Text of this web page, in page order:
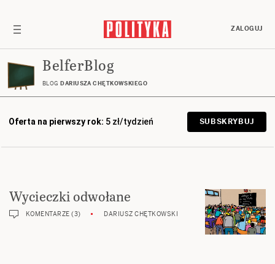
ZALOGUJ
BelferBlog
BLOG DARIUSZA CHĘTKOWSKIEGO
Oferta na pierwszy rok: 5 zł/tydzień SUBSKRYBUJ
Wycieczki odwołane
KOMENTARZE (3) DARIUSZ CHĘTKOWSKI